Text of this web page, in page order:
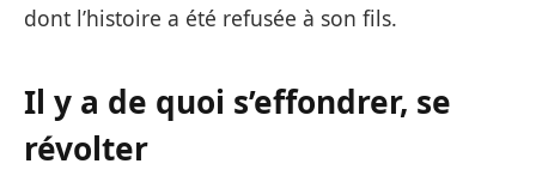
dont l’histoire a été refusée à son fils.
Il y a de quoi s’effondrer, se
révolter